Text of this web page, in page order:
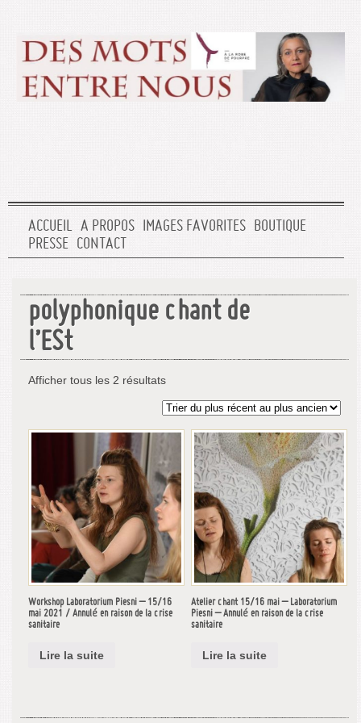
ACCUEIL A PROPOS IMAGES FAVORITES BOUTIQUE
PRESSE CONTACT
polyphonique chant de
l’ESt
Afficher tous les 2 résultats
Workshop Laboratorium Piesni – 15/16
mai 2021 / Annulé en raison de la crise
sanitaire
Lire la suite
Atelier chant 15/16 mai – Laboratorium
Piesni – Annulé en raison de la crise
sanitaire
Lire la suite